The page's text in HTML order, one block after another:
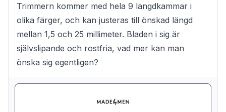
Trimmern kommer med hela 9 längdkammar i
olika färger, och kan justeras till önskad längd
mellan 1,5 och 25 millimeter. Bladen i sig är
självslipande och rostfria, vad mer kan man
önska sig egentligen?